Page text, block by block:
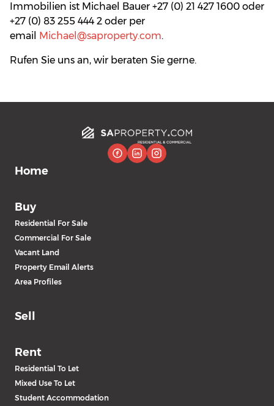
Immobilien ist Michael Bauer +27 (0) 21 427 1600 oder
+27 (0) 83 255 444 2 oder per
email Michael@saproperty.com.
Rufen Sie uns an, wir beraten Sie gerne.
Home
Buy
Residential For Sale
Commercial For Sale
Vacant Land
Property Email Alerts
Area Profiles
Sell
Rent
Residential To Let
Mixed Use To Let
Student Accommodation